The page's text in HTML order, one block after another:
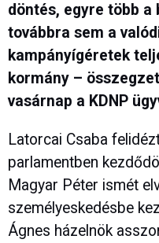
döntés, egyre több
továbbra sem a
kampányígéretek
kormány –
vasárnap a KDNP
Latorcai Csaba
parlamentben
Magyar Péter ismét
személyeskedésbe
Ágnes házelnök